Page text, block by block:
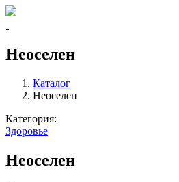
Неоселен
Каталог
Неоселен
Категория:
Здоровье
Неоселен